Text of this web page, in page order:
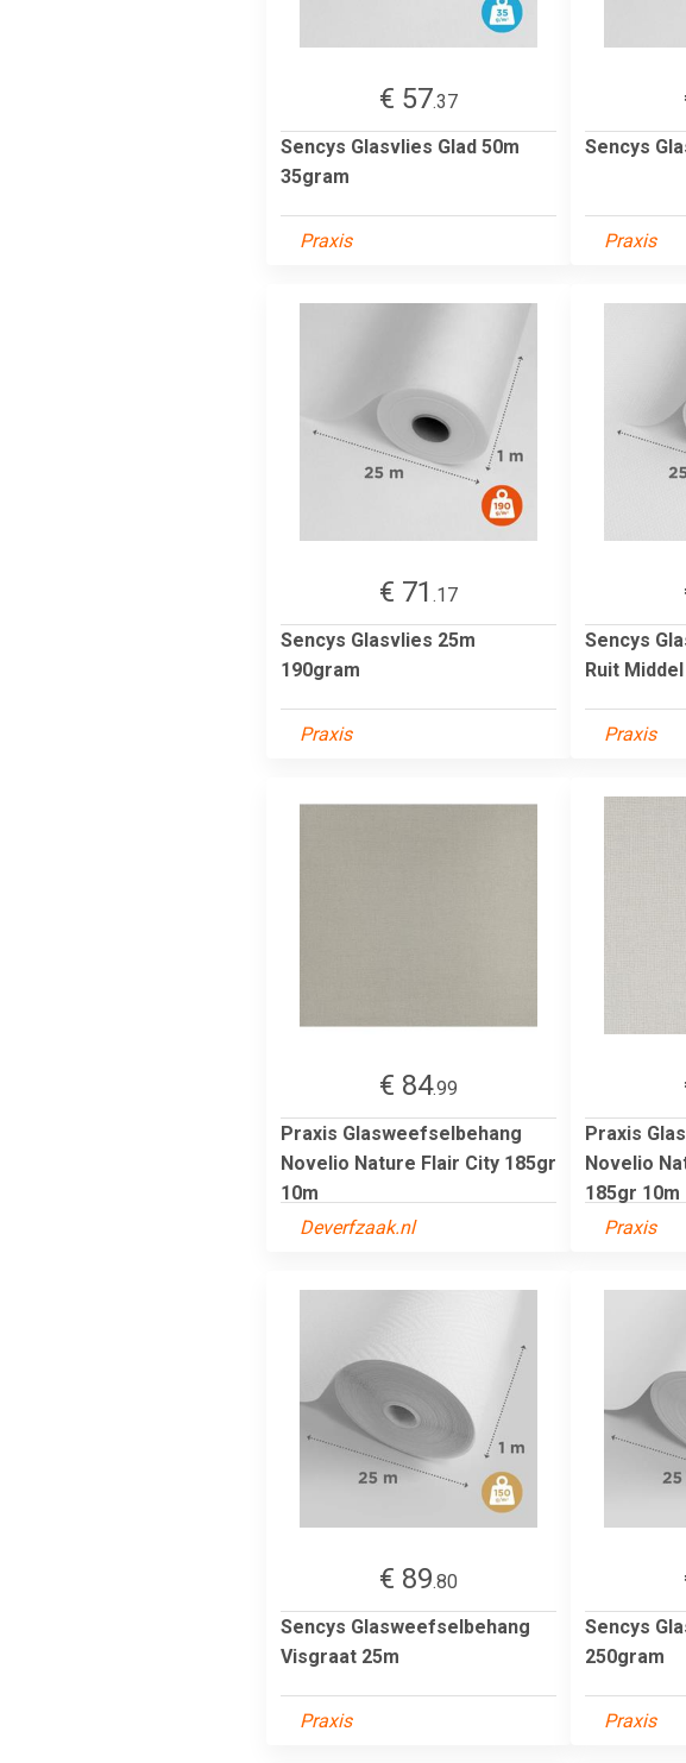
€ 57.37
Sencys Glasvlies Glad 50m
35gram
Praxis
Sencys
Praxis
€ 71 .17
Sencys Glasvlies 25m
190gram
Praxis
Sencys
Ruit
Praxis
€ 84.99
Praxis Glasweefselbehang
Novelio Nature Flair City 185gr
10m
Deverfzaak.nl
Praxis
Novelio
185gr 10m
Praxis
€ 89.80
Sencys Glasweefselbehang
Visgraat 25m
Praxis
Sencys
250gram
Praxis